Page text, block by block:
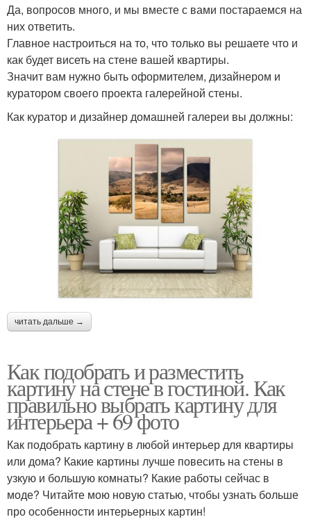
Да, вопросов много, и мы вместе с вами постараемся на
них ответить.
Главное настроиться на то, что только вы решаете что и
как будет висеть на стене вашей квартиры.
Значит вам нужно быть оформителем, дизайнером и
куратором своего проекта галерейной стены.
Как куратор и дизайнер домашней галереи вы должны:
читать дальше →
Как подобрать и разместить
картину на стене в гостиной. Как
правильно выбрать картину для
интерьера + 69 фото
Как подобрать картину в любой интерьер для квартиры
или дома? Какие картины лучше повесить на стены в
узкую и большую комнаты? Какие работы сейчас в
моде? Читайте мою новую статью, чтобы узнать больше
про особенности интерьерных картин!